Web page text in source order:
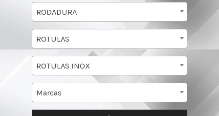
RODADURA
ROTULAS
ROTULAS INOX
Marcas